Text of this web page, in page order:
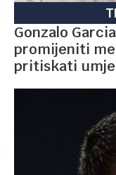
Gonzalo
promijeniti
pritiskati